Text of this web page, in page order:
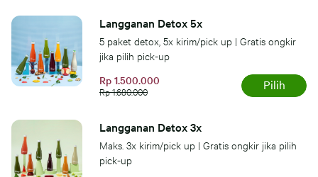
Langganan Detox 5x
5 paket detox, 5x kirim/pick up | Gratis ongkir
jika pilih pick-up
Rp 1.500.000
Rp 1.680.000 Pilih
Langganan Detox 3x
Maks. 3x kirim/pick up | Gratis ongkir jika pilih
pick-up